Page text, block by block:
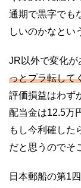
通期で黒字でも
しいのかなとい
JR以外で変化が
っとプラ転して
評価損益はわず
配当金は12.5万
もし今利確した
だと思うのでそ
日本郵船の第1